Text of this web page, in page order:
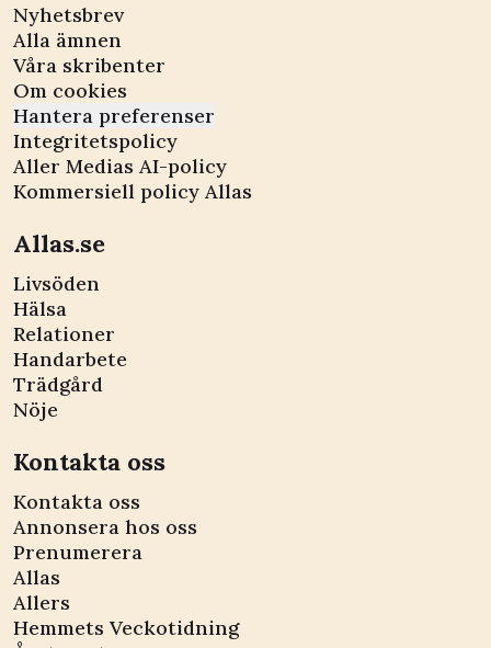
Nyhetsbrev
Alla ämnen
Våra skribenter
Om cookies
Hantera preferenser
Integritetspolicy
Aller Medias AI-policy
Kommersiell policy Allas
Allas.se
Livsöden
Hälsa
Relationer
Handarbete
Trädgård
Nöje
Kontakta oss
Kontakta oss
Annonsera hos oss
Prenumerera
Allas
Allers
Hemmets Veckotidning